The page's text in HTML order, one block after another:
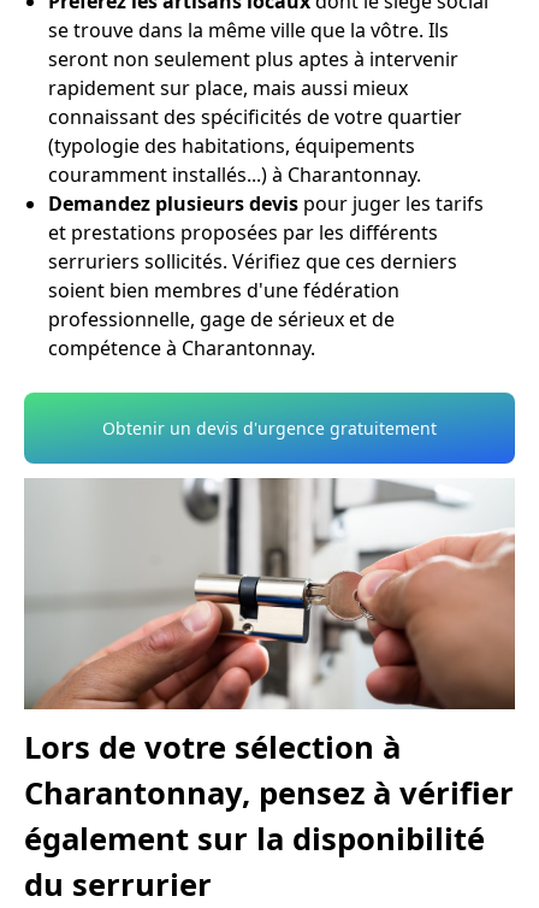
se trouve dans la même ville que la vôtre. Ils
seront non seulement plus aptes à intervenir
rapidement sur place, mais aussi mieux
connaissant des spécificités de votre quartier
(typologie des habitations, équipements
couramment installés...) à Charantonnay.
Demandez plusieurs devis pour juger les tarifs
et prestations proposées par les différents
serruriers sollicités. Vérifiez que ces derniers
soient bien membres d'une fédération
professionnelle, gage de sérieux et de
compétence à Charantonnay.
Obtenir un devis d'urgence gratuitement
Lors de votre sélection à
Charantonnay, pensez à vérifier
également sur la disponibilité
du serrurier